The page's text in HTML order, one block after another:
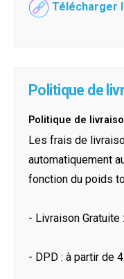
Télécharger
Politique de
Politique de
Les frais de
automatiquement
fonction du poids
- Livraison Gratuite
- DPD : à partir de